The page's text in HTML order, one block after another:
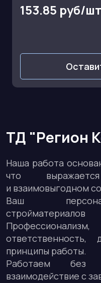
153.85 руб/шт
ТД "Регион
Наша работа
что
и взаимовыгодном
Ваш
принципы работы.
Работаем без
взаимодействие с